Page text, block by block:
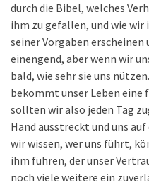
durch die Bibel, welches
ihm zu gefallen, und wie wir
seiner Vorgaben
einengend, aber wenn wir
bald, wie sehr sie uns
bekommt unser Leben eine
sollten wir also jeden Tag
Hand ausstreckt und uns
wir wissen, wer uns führt,
ihm führen, der unser
noch viele weitere ein